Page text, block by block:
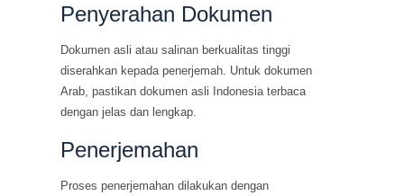
Penyerahan Dokumen
Dokumen asli atau salinan berkualitas tinggi
diserahkan kepada penerjemah. Untuk dokumen
Arab, pastikan dokumen asli Indonesia terbaca
dengan jelas dan lengkap.
Penerjemahan
Proses penerjemahan dilakukan dengan